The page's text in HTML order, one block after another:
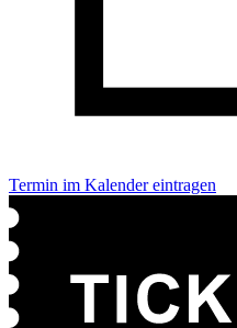
Termin im Kalender eintragen